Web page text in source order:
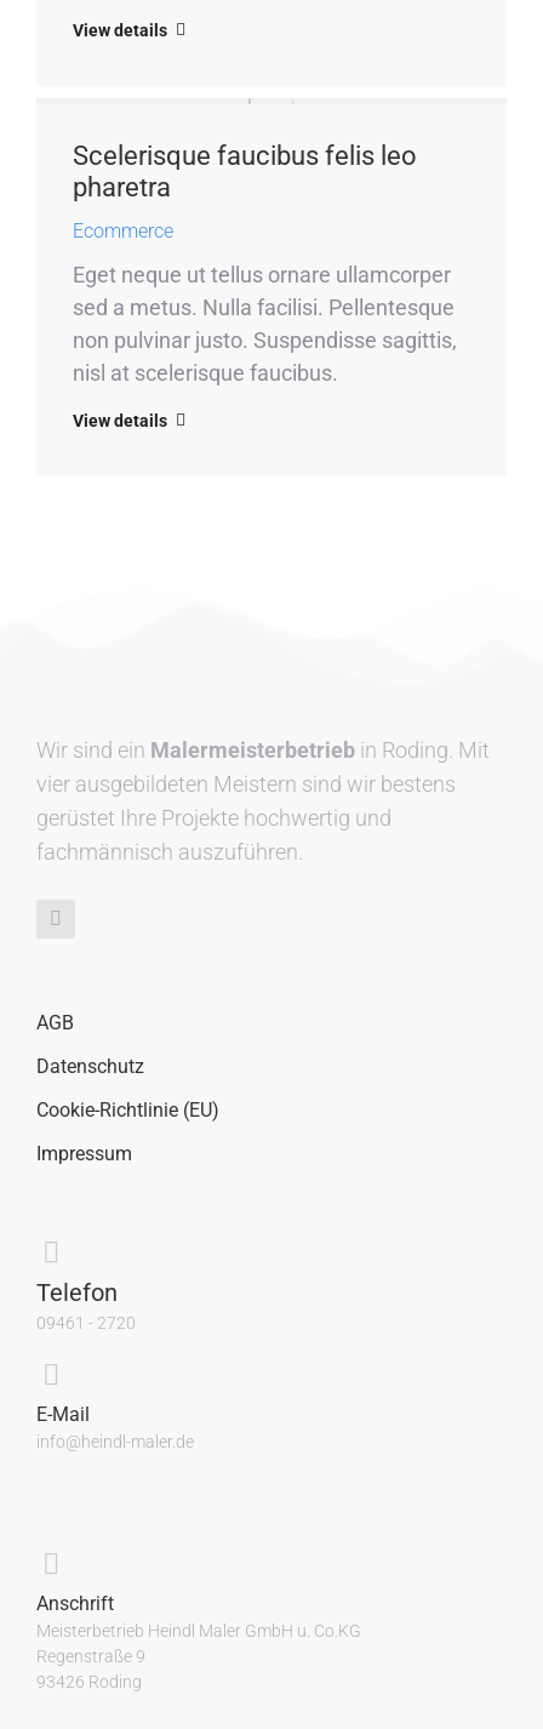
View details
Scelerisque faucibus felis leo
pharetra
Ecommerce
Eget neque ut tellus ornare ullamcorper
sed a metus. Nulla facilisi. Pellentesque
non pulvinar justo. Suspendisse sagittis,
nisl at scelerisque faucibus.
View details
Wir sind ein Malermeisterbetrieb in Roding. Mit
vier ausgebildeten Meistern sind wir bestens
gerüstet Ihre Projekte hochwertig und
fachmännisch auszuführen.
AGB
Datenschutz
Cookie-Richtlinie (EU)
Impressum
Telefon
09461 - 2720
E-Mail
info@heindl-maler.de
Anschrift
Meisterbetrieb Heindl Maler GmbH u. Co.KG
Regenstraße 9
93426 Roding